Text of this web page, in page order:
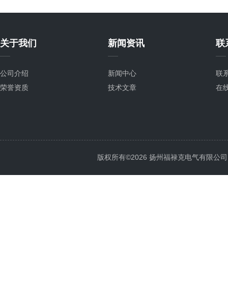
关于我们
公司介绍
荣誉资质
新闻资讯
新闻中心
技术文章
联
联
在
版权所有©2026 扬州福禄克电气有限公